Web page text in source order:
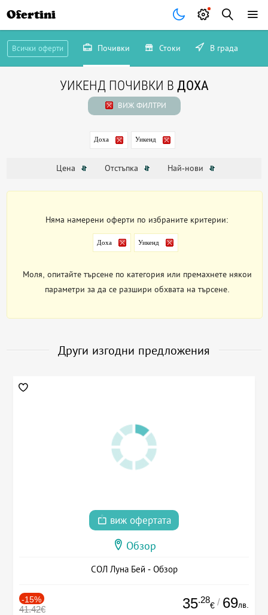
Ofertini
Всички оферти Почивки Стоки В града
УИКЕНД ПОЧИВКИ В ДОХА
ВИЖ ФИЛТРИ
Доха Уикенд
Цена Отстъпка Най-нови
Няма намерени оферти по избраните критерии:
Доха Уикенд
Моля, опитайте търсене по категория или премахнете някои
параметри за да се разшири обхвата на търсене.
Други изгодни предложения
виж офертата
Обзор
СОЛ Луна Бей - Обзор
-15%
41.42€ 35.28
€ / 69лв.